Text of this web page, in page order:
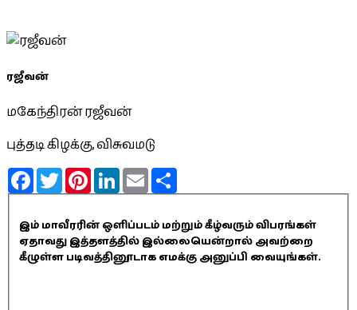
ரஜீவன்
மகேந்திரன் ரஜீவன்
புத்தடி கிழக்கு, விசுவமடு
FacebookTwitterPinterestLinkedInEmail
இம் மாவீரரின் ஒளிப்படம் மற்றும் கீழ்வரும் விபரங்கள்
ஏதாவது இத்தளத்தில் இல்லையென்றால் அவற்றை
கீழுள்ள படிவத்தினூடாக எமக்கு அனுப்பி வையுங்கள்.